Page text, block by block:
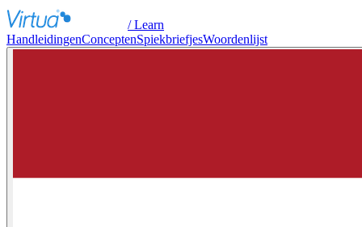
/ Learn
HandleidingenConceptenSpiekbriefjesWoordenlijst